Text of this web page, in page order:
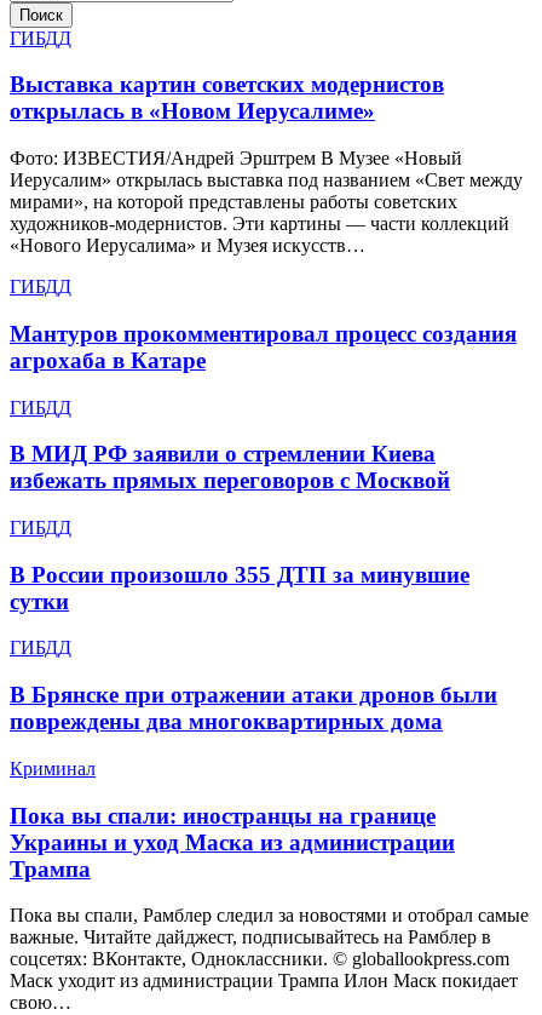
Поиск
ГИБДД
Выставка картин советских модернистов
открылась в «Новом Иерусалиме»
Фото: ИЗВЕСТИЯ/Андрей Эрштрем В Музее «Новый
Иерусалим» открылась выставка под названием «Свет между
мирами», на которой представлены работы советских
художников-модернистов. Эти картины — части коллекций
«Нового Иерусалима» и Музея искусств…
ГИБДД
Мантуров прокомментировал процесс создания
агрохаба в Катаре
ГИБДД
В МИД РФ заявили о стремлении Киева
избежать прямых переговоров с Москвой
ГИБДД
В России произошло 355 ДТП за минувшие
сутки
ГИБДД
В Брянске при отражении атаки дронов были
повреждены два многоквартирных дома
Криминал
Пока вы спали: иностранцы на границе
Украины и уход Маска из администрации
Трампа
Пока вы спали, Рамблер следил за новостями и отобрал самые
важные. Читайте дайджест, подписывайтесь на Рамблер в
соцсетях: ВКонтакте, Одноклассники. © globallookpress.com
Маск уходит из администрации Трампа Илон Маск покидает
свою…